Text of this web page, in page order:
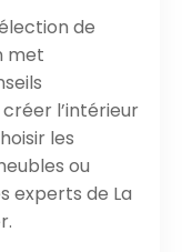
de
met
l’intérieur
les
ou
experts de La